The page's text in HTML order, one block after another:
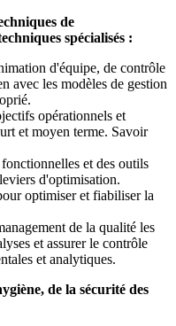
de
spécialisés :
d'équipe, de contrôle
avec les modèles de gestion
opérationnels et
et moyen terme. Savoir
et des outils
d'optimisation.
optimiser et fiabiliser la
de la qualité les
et assurer le contrôle
et analytiques.
de la sécurité des